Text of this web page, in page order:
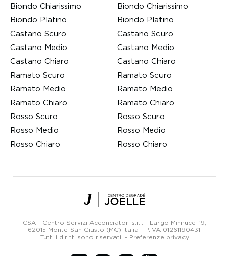
Biondo Chiarissimo
Biondo Platino
Castano Scuro
Castano Medio
Castano Chiaro
Ramato Scuro
Ramato Medio
Ramato Chiaro
Rosso Scuro
Rosso Medio
Rosso Chiaro
Biondo Chiarissimo
Biondo Platino
Castano Scuro
Castano Medio
Castano Chiaro
Ramato Scuro
Ramato Medio
Ramato Chiaro
Rosso Scuro
Rosso Medio
Rosso Chiaro
Centro
Degradé
Parrucchieri
CSA - Centro Servizi Acconciatori s.r.l. - Largo Minnucci 19,
62015 Monte San Giusto (MC) Italia - P.IVA 01261190431.
Tutti i diritti sono riservati. - Preferenze privacy